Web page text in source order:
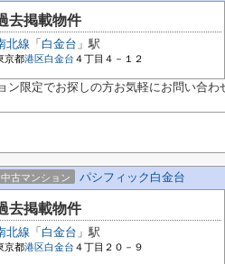
去掲載物件
北線 「 白金台 」駅
京都港区白金台 ４丁目４－１２
ン限定でお探しの方お気軽にお問い合
中古マンション パシフィック白金台
去掲載物件
北線 「 白金台 」駅
京都港区白金台 ４丁目２０－９